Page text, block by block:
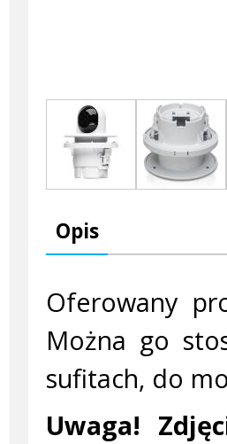
Opis
Oferowany
Można go
sufitach, do
Uwaga!